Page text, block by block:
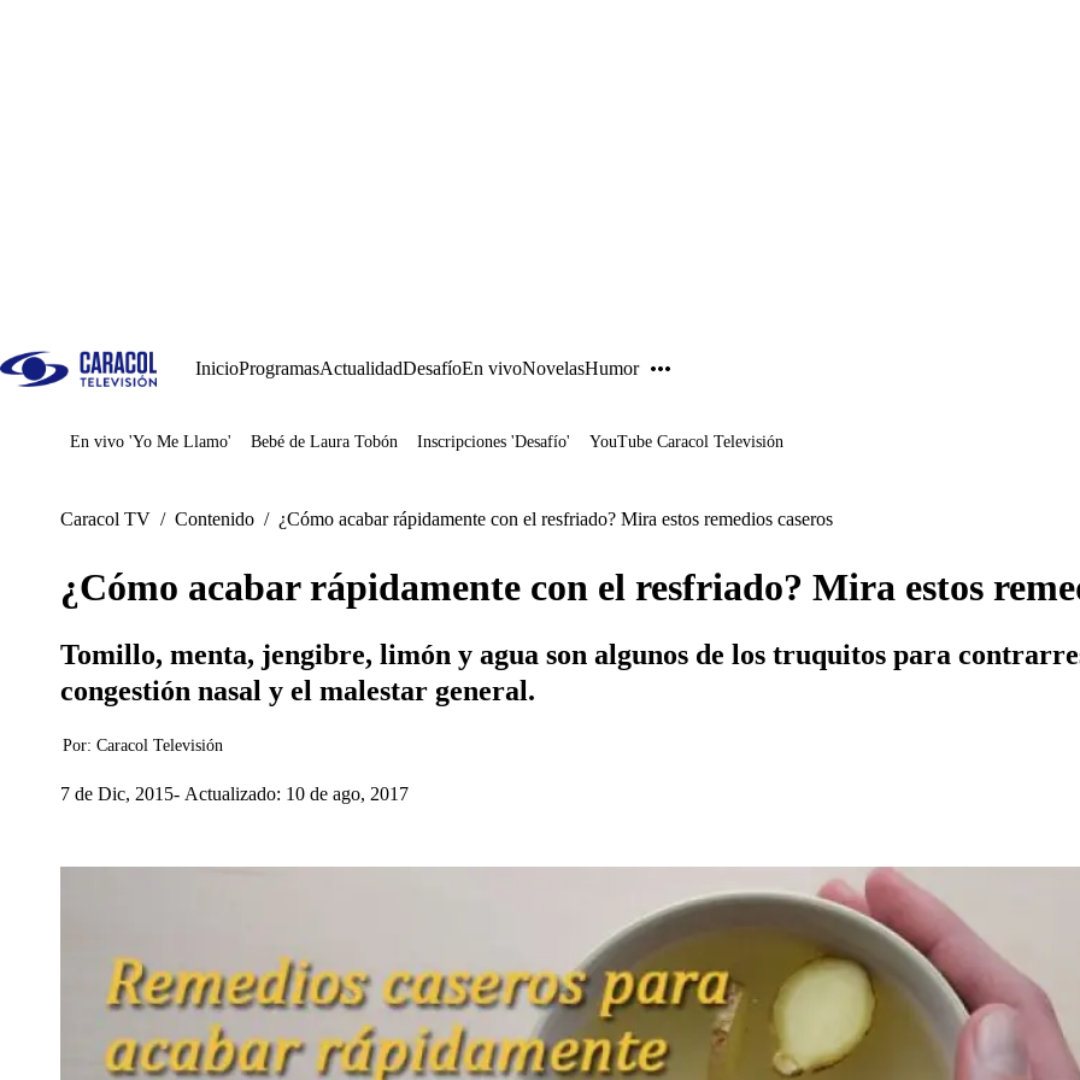
InicioProgramasActualidadDesafíoEn vivoNovelasHumor
Juegos
En vivo 'Yo Me Llamo' Bebé de Laura Tobón Inscripciones 'Desafío' YouTube Caracol Televisión
Caracol TV / Contenido / ¿Cómo acabar rápidamente con el resfriado? Mira estos remedios caseros
¿Cómo acabar rápidamente con el resfriado? Mira estos
Tomillo, menta, jengibre, limón y agua son algunos de los truquitos para
congestión nasal y el malestar general.
Por: Caracol Televisión
7 de Dic, 2015 Actualizado: 10 de ago, 2017